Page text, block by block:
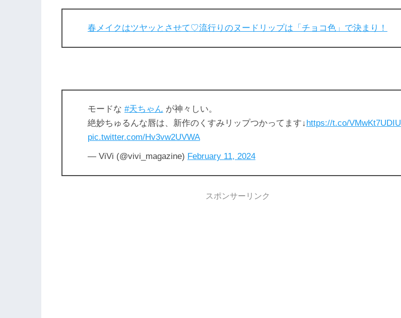
春メイクはツヤッとさせて♡流行りのヌードリップは「チョコ色」で決まり！
モードな #天ちゃん が神々しい。
絶妙ちゅるんな唇は、新作のくすみリップつかってます↓https://t.co/VMwKt7UDIU
pic.twitter.com/Hv3vw2UVWA
— ViVi (@vivi_magazine) February 11, 2024
スポンサーリンク